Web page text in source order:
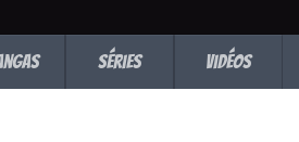
Séries Vidéos